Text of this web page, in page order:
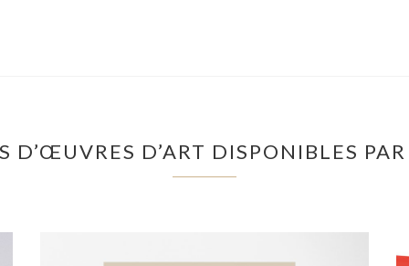
D’ŒUVRES D’ART DISPONIBLES PAR